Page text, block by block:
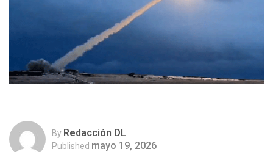
By Redacción DL
Published mayo 19, 2026